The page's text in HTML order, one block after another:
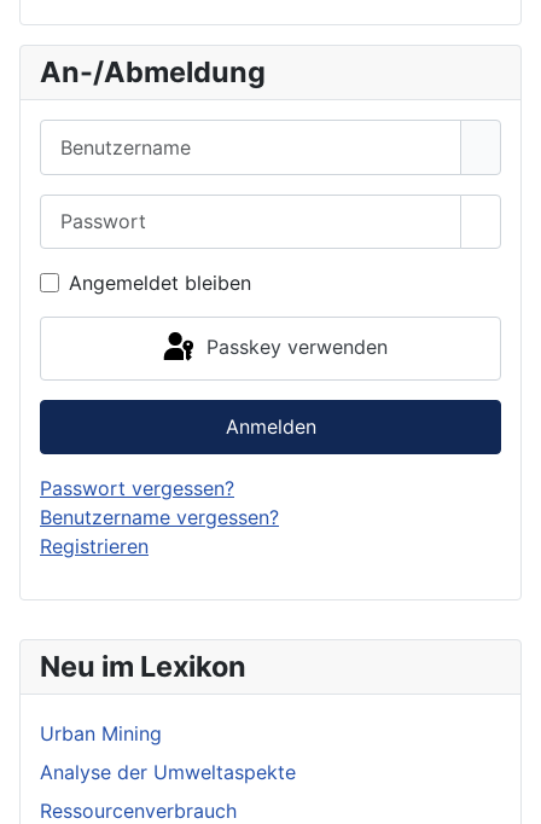
Neu im Lexikon
Urban Mining
Analyse der Umweltaspekte
Ressourcenverbrauch
An-/Abmeldung
Angemeldet bleiben
Passkey verwenden
Anmelden
Passwort vergessen?
Benutzername vergessen?
Registrieren